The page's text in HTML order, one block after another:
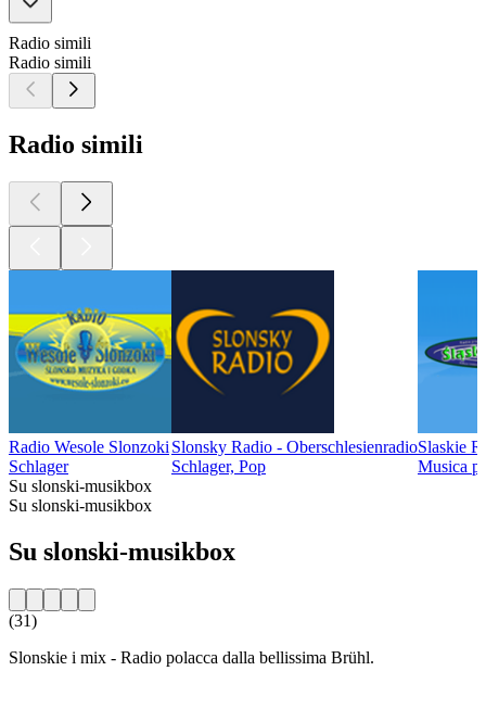
Radio simili
Radio simili
Radio simili
Radio Wesole Slonzoki
Schlager
Slonsky Radio - Oberschlesienradio
Schlager, Pop
Slaskie
Musica
Su slonski-musikbox
Su slonski-musikbox
Su slonski-musikbox
(31)
Slonskie i mix - Radio polacca dalla bellissima Brühl.